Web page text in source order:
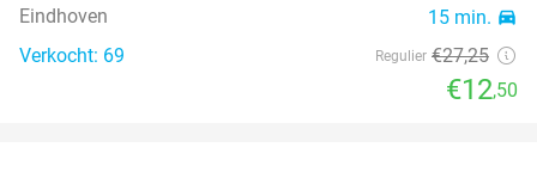
Eindhoven 15 min. directions_car
Verkocht: 69 Regulier €27,25
€12,50